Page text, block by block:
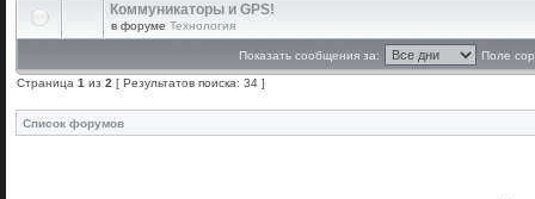
Коммуникаторы и GPS!
в форуме Технология
Показать сообщения за: Поле
Страница 1 из 2 [ Результатов поиска: 34 ]
Список форумов